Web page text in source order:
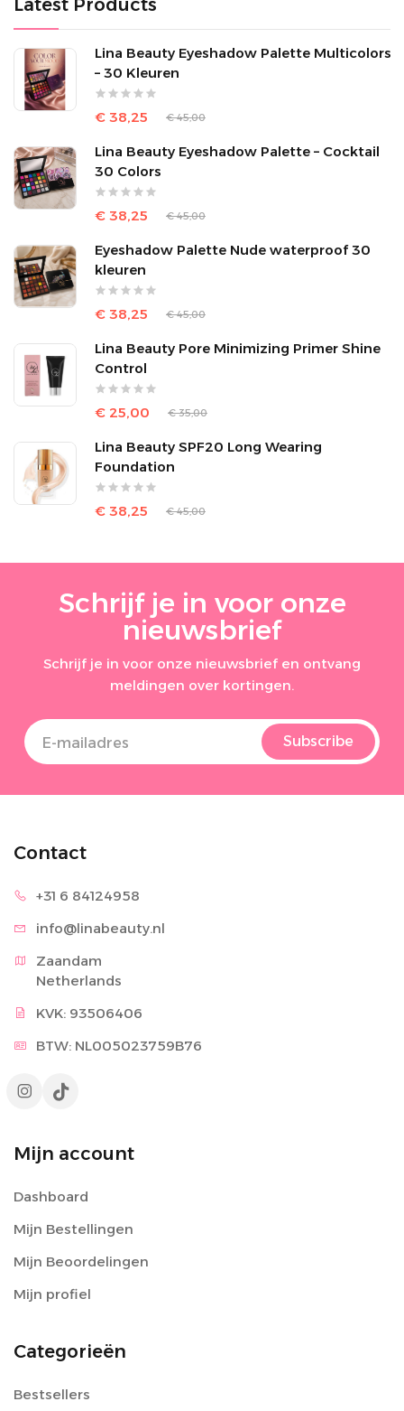
Latest Products
Lina Beauty Eyeshadow Palette Multicolors
– 30 Kleuren
€ 38,25 € 45,00
Lina Beauty Eyeshadow Palette – Cocktail
30 Colors
€ 38,25 € 45,00
Eyeshadow Palette Nude waterproof 30
kleuren
€ 38,25 € 45,00
Lina Beauty Pore Minimizing Primer Shine
Control
€ 25,00 € 35,00
Lina Beauty SPF20 Long Wearing
Foundation
€ 38,25 € 45,00
Schrijf je in voor onze
nieuwsbrief
Schrijf je in voor onze nieuwsbrief en ontvang
meldingen over kortingen.
Subscribe
Contact
+31 6 84124958
info@linabeauty.nl
Zaandam
Netherlands
KVK: 93506406
BTW: NL005023759B76
Mijn account
Dashboard
Mijn Bestellingen
Mijn Beoordelingen
Mijn profiel
Categorieën
Bestsellers